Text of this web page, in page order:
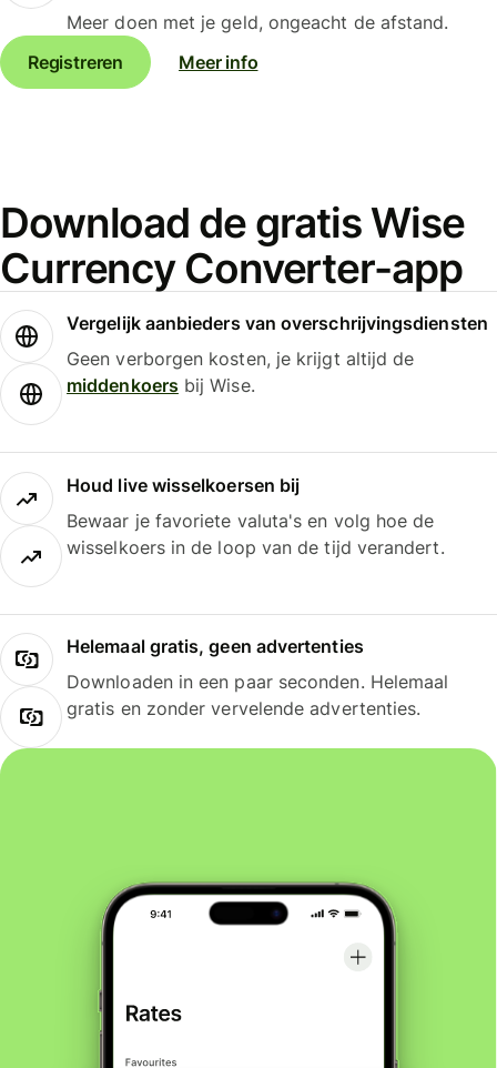
Meer doen met je geld, ongeacht de afstand.
Registreren
Meer info
Download de gratis Wise
Currency Converter-app
Vergelijk aanbieders van overschrijvingsdiensten
Geen verborgen kosten, je krijgt altijd de
middenkoersbij Wise.
Houd live wisselkoersen bij
Bewaar je favoriete valuta's en volg hoe de
wisselkoers in de loop van de tijd verandert.
Helemaal gratis, geen advertenties
Downloaden in een paar seconden. Helemaal
gratis en zonder vervelende advertenties.